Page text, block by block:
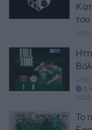
ΑΠΌ
ΑΠΌ
5
Το